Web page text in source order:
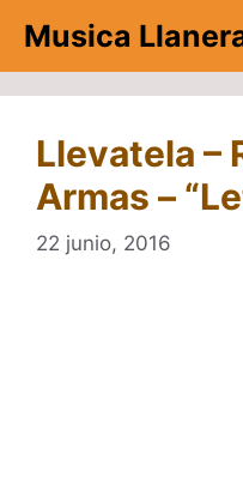
contenido
Musica
Llevatela –
Armas –
22 junio, 2016